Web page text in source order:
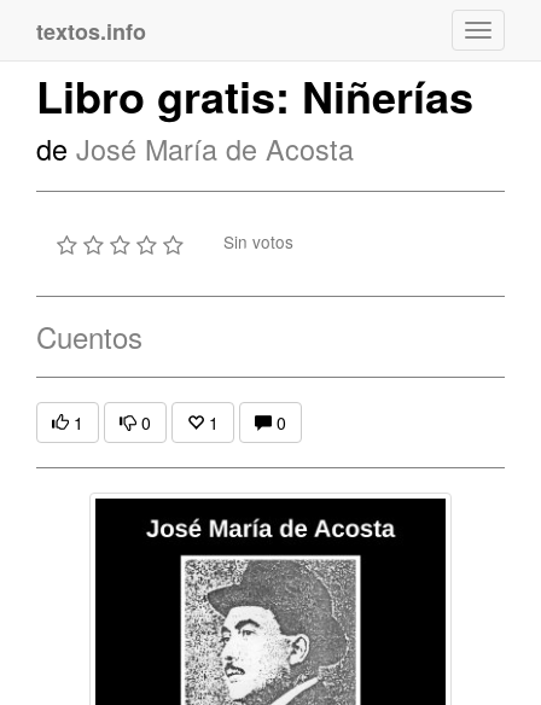
textos.info
Libro gratis: Niñerías
de José María de Acosta
Sin votos
Cuentos
1 0 1 0